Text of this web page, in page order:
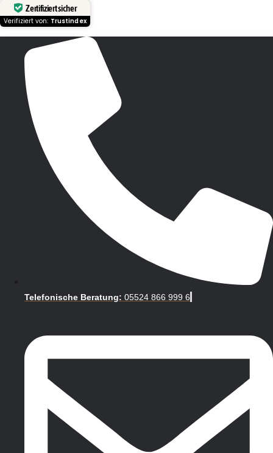
Zertifiziert sicher
Verifiziert von: Trustindex
Telefonische Beratung: 05524 866 999 6